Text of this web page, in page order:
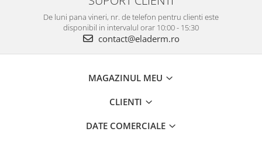
De luni pana vineri, nr. de telefon pentru clienti este
disponibil in intervalul orar 10:00 - 15:30
contact@eladerm.ro
MAGAZINUL MEU
CLIENTI
DATE COMERCIALE